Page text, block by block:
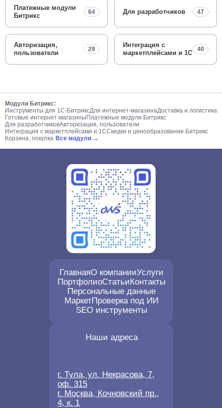
Платежные модули
Битрикс
64 Для разработчиков 47
Авторизация,
пользователи
29
Интеграция с
маркетплейсами и 1С
40
Модули Битрикс:
Инструменты для 1С-БитриксДля интернет-магазинаДоставка и логистика
Готовые интернет-магазиныПлатежные модули Битрикс
Для разработчиковАвторизация, пользователи
Интеграция с маркетплейсами и 1ССкидки и ценообразование Битрикс
Корзина, покупка Все модули →
ГлавнаяО компанииУслуги
ПортфолиоСтатьиКонтакты
Персональные данные
МаркетПроверка под ИИ
SEO инструменты
Наши адреса
г. Тула, ул. Некрасова, 7,
оф. 315
г. Москва, Кочновский пр.,
4, к. 1